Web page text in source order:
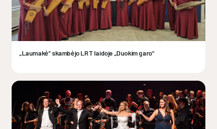
„Laumakė“ skambėjo LRT laidoje „Duokim garo“